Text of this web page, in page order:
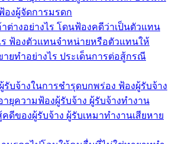
งผู้จัดการมรดก
ต่างอย่างไร โดนฟ้องคดีว่าเป็นตัวแทน
ร ฟ้องตัวแทนจำหน่ายหรือตัวแทนให้
ยทำอย่างไร ประเด็นการต่อสู้กรณี
บจ้างในการชำรุดบกพร่อง ฟ้องผู้รับจ้าง
ายุความฟ้องผู้รับจ้าง ผู้รับจ้างทำงาน
ดีของผู้รับจ้าง ผู้รับเหมาทำงานเสียหาย